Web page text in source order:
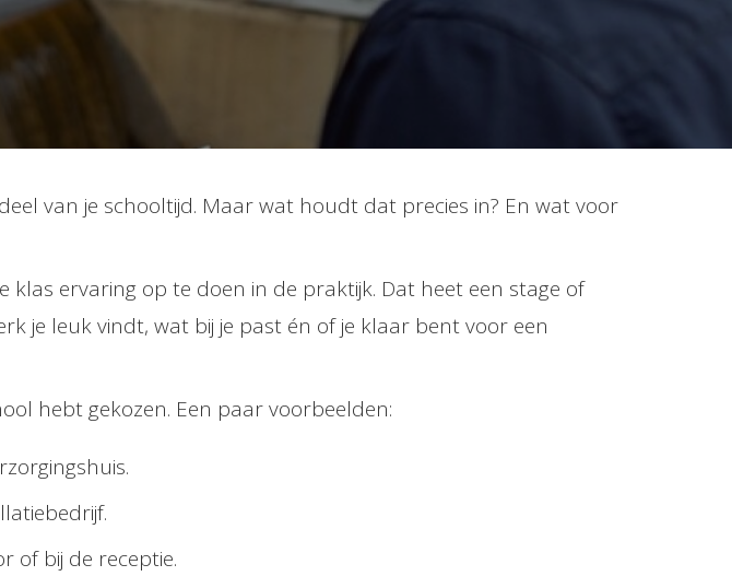
van je schooltijd. Maar wat houdt dat precies in? En wat voor
ervaring op te doen in de praktijk. Dat heet een stage of
je leuk vindt, wat bij je past én of je klaar bent voor een
hebt gekozen. Een paar voorbeelden:
of bij de receptie.